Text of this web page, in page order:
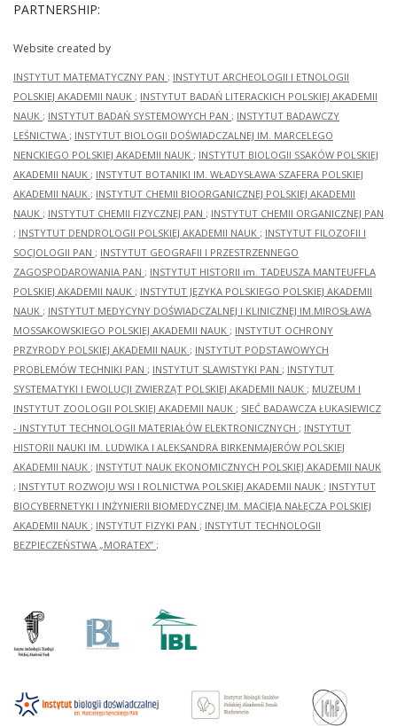
PARTNERSHIP:
Website created by
INSTYTUT MATEMATYCZNY PAN ; INSTYTUT ARCHEOLOGII I ETNOLOGII
POLSKIEJ AKADEMII NAUK ; INSTYTUT BADAŃ LITERACKICH POLSKIEJ AKADEMII
NAUK ; INSTYTUT BADAŃ SYSTEMOWYCH PAN ; INSTYTUT BADAWCZY
LEŚNICTWA ; INSTYTUT BIOLOGII DOŚWIADCZALNEJ IM. MARCELEGO
NENCKIEGO POLSKIEJ AKADEMII NAUK ; INSTYTUT BIOLOGII SSAKÓW POLSKIEJ
AKADEMII NAUK ; INSTYTUT BOTANIKI IM. WŁADYSŁAWA SZAFERA POLSKIEJ
AKADEMII NAUK ; INSTYTUT CHEMII BIOORGANICZNEJ POLSKIEJ AKADEMII
NAUK ; INSTYTUT CHEMII FIZYCZNEJ PAN ; INSTYTUT CHEMII ORGANICZNEJ PAN
; INSTYTUT DENDROLOGII POLSKIEJ AKADEMII NAUK ; INSTYTUT FILOZOFII I
SOCJOLOGII PAN ; INSTYTUT GEOGRAFII I PRZESTRZENNEGO
ZAGOSPODAROWANIA PAN ; INSTYTUT HISTORII im. TADEUSZA MANTEUFFLA
POLSKIEJ AKADEMII NAUK ; INSTYTUT JĘZYKA POLSKIEGO POLSKIEJ AKADEMII
NAUK ; INSTYTUT MEDYCYNY DOŚWIADCZALNEJ I KLINICZNEJ IM.MIROSŁAWA
MOSSAKOWSKIEGO POLSKIEJ AKADEMII NAUK ; INSTYTUT OCHRONY
PRZYRODY POLSKIEJ AKADEMII NAUK ; INSTYTUT PODSTAWOWYCH
PROBLEMÓW TECHNIKI PAN ; INSTYTUT SLAWISTYKI PAN ; INSTYTUT
SYSTEMATYKI I EWOLUCJI ZWIERZĄT POLSKIEJ AKADEMII NAUK ; MUZEUM I
INSTYTUT ZOOLOGII POLSKIEJ AKADEMII NAUK ; SIEĆ BADAWCZA ŁUKASIEWICZ
- INSTYTUT TECHNOLOGII MATERIAŁÓW ELEKTRONICZNYCH ; INSTYTUT
HISTORII NAUKI IM. LUDWIKA I ALEKSANDRA BIRKENMAJERÓW POLSKIEJ
AKADEMII NAUK ; INSTYTUT NAUK EKONOMICZNYCH POLSKIEJ AKADEMII NAUK
; INSTYTUT ROZWOJU WSI I ROLNICTWA POLSKIEJ AKADEMII NAUK ; INSTYTUT
BIOCYBERNETYKI I INŻYNIERII BIOMEDYCZNEJ IM. MACIEJA NAŁĘCZA POLSKIEJ
AKADEMII NAUK ; INSTYTUT FIZYKI PAN ; INSTYTUT TECHNOLOGII
BEZPIECZEŃSTWA „MORATEX” ;